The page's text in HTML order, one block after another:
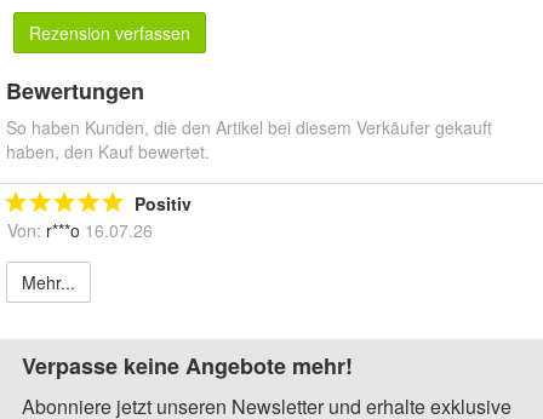
Rezension verfassen
Bewertungen
So haben Kunden, die den Artikel bei diesem Verkäufer gekauft
haben, den Kauf bewertet.
Positiv
Von: r***o 16.07.26
Mehr...
Verpasse keine Angebote mehr!
Abonniere jetzt unseren Newsletter und erhalte exklusive